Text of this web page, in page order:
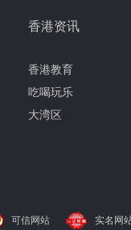
香港资讯
香港教育
吃喝玩乐
大湾区
可信网站 实名网